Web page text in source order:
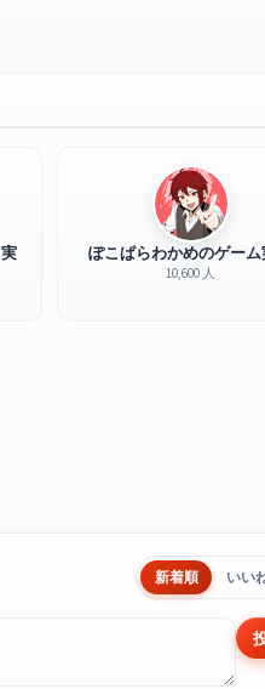
ぽこぱらわかめのゲー
10,600 人
新着順 いい